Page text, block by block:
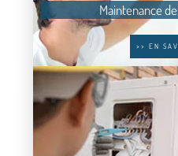
Maintenance
>> EN